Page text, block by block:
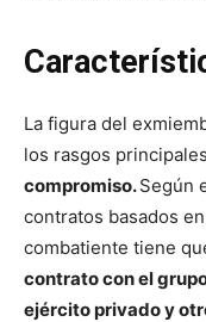
La figura del
los rasgos
compromiso.Según
contratos basados
combatiente tiene
contrato con el
ejército privado y